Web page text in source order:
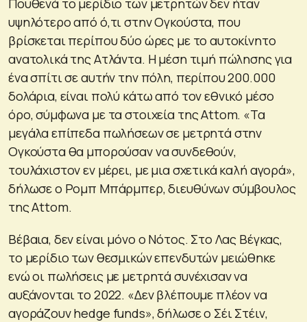
υψηλότερο από ό,τι στην Ογκούστα, που
βρίσκεται περίπου δύο ώρες με το αυτοκίνητο
ανατολικά της Ατλάντα. Η μέση τιμή πώλησης για
ένα σπίτι σε αυτήν την πόλη, περίπου 200.000
δολάρια, είναι πολύ κάτω από τον εθνικό μέσο
όρο, σύμφωνα με τα στοιχεία της Attom. «Τα
μεγάλα επίπεδα πωλήσεων σε μετρητά στην
Ογκούστα θα μπορούσαν να συνδεθούν,
τουλάχιστον εν μέρει, με μια σχετικά καλή αγορά»,
δήλωσε ο Ρομπ Μπάρμπερ, διευθύνων σύμβουλος
της Attom.
Βέβαια, δεν είναι μόνο ο Νότος. Στο Λας Βέγκας,
το μερίδιο των θεσμικών επενδυτών μειώθηκε
ενώ οι πωλήσεις με μετρητά συνέχισαν να
αυξάνονται το 2022. «Δεν βλέπουμε πλέον να
αγοράζουν hedge funds», δήλωσε ο Σέι Στέιν,